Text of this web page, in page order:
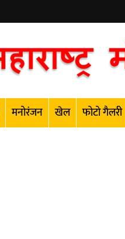
मनोरंजन खेल फोटो गैलरी